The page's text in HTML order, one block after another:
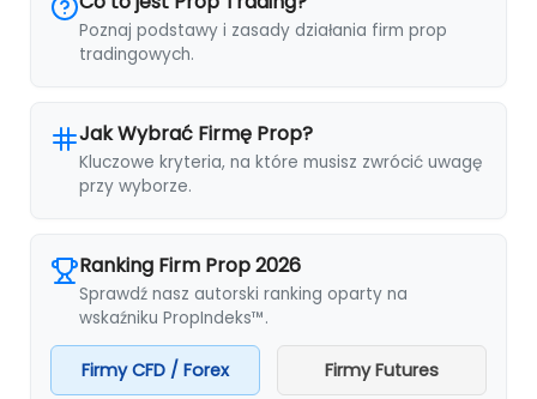
Poznaj podstawy i zasady działania firm prop
tradingowych.
Jak Wybrać Firmę Prop?
Kluczowe kryteria, na które musisz zwrócić uwagę
przy wyborze.
Ranking Firm Prop 2026
Sprawdź nasz autorski ranking oparty na
wskaźniku PropIndeks™.
Firmy CFD / Forex Firmy Futures